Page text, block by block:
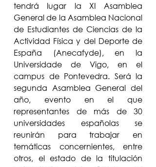
tendrá lugar la XI Asamblea
General de la Asamblea Nacional
de Estudiantes de Ciencias de la
Actividad Física y del Deporte de
España (Anecafyde), en la
Universidade de Vigo, en el
campus de Pontevedra. Será la
segunda Asamblea General del
año, evento en el que
representantes de más de 30
universidades españolas se
reunirán para trabajar en
temáticas concernientes, entre
otros, el estado de la titulación